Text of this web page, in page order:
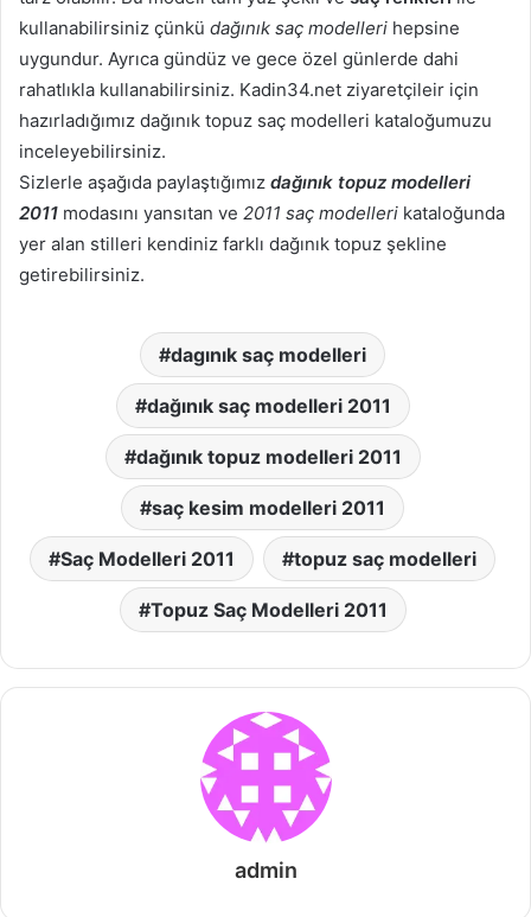
kullanabilirsiniz çünkü dağınık saç modelleri hepsine
uygundur. Ayrıca gündüz ve gece özel günlerde dahi
rahatlıkla kullanabilirsiniz. Kadin34.net ziyaretçileir için
hazırladığımız dağınık topuz saç modelleri kataloğumuzu
inceleyebilirsiniz.
Sizlerle aşağıda paylaştığımız dağınık topuz modelleri
2011 modasını yansıtan ve 2011 saç modelleri kataloğunda
yer alan stilleri kendiniz farklı dağınık topuz şekline
getirebilirsiniz.
dagınık saç modelleri
dağınık saç modelleri 2011
dağınık topuz modelleri 2011
saç kesim modelleri 2011
Saç Modelleri 2011 topuz saç modelleri
Topuz Saç Modelleri 2011
admin